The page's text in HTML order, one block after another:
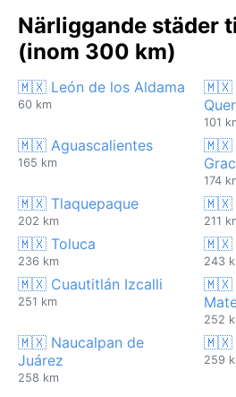
Närliggande städer
(inom 300 km)
🇲🇽 León de los Aldama
60 km
🇲🇽
101
🇲🇽 Aguascalientes
165 km
🇲🇽
174
🇲🇽 Tlaquepaque
202 km
🇲🇽
211
🇲🇽 Toluca
236 km
🇲🇽
243
🇲🇽 Cuautitlán Izcalli
251 km
🇲🇽
252
🇲🇽 Naucalpan de
Juárez
258 km
🇲🇽
259